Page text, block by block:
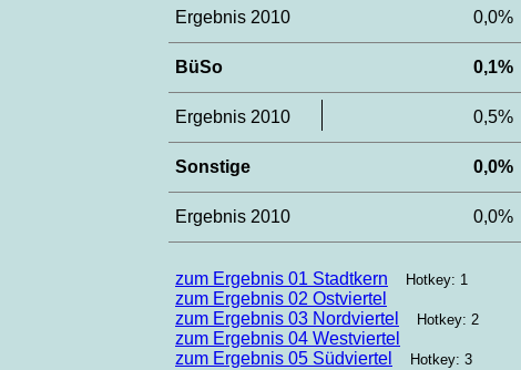
Ergebnis 2010 0,0%
BüSo 0,1%
Ergebnis 2010 0,5%
Sonstige 0,0%
Ergebnis 2010 0,0%
zum Ergebnis 01 Stadtkern Hotkey: 1
zum Ergebnis 02 Ostviertel
zum Ergebnis 03 Nordviertel
Hotkey: 2
zum Ergebnis 04 Westviertel
zum Ergebnis 05 Südviertel
Hotkey: 3